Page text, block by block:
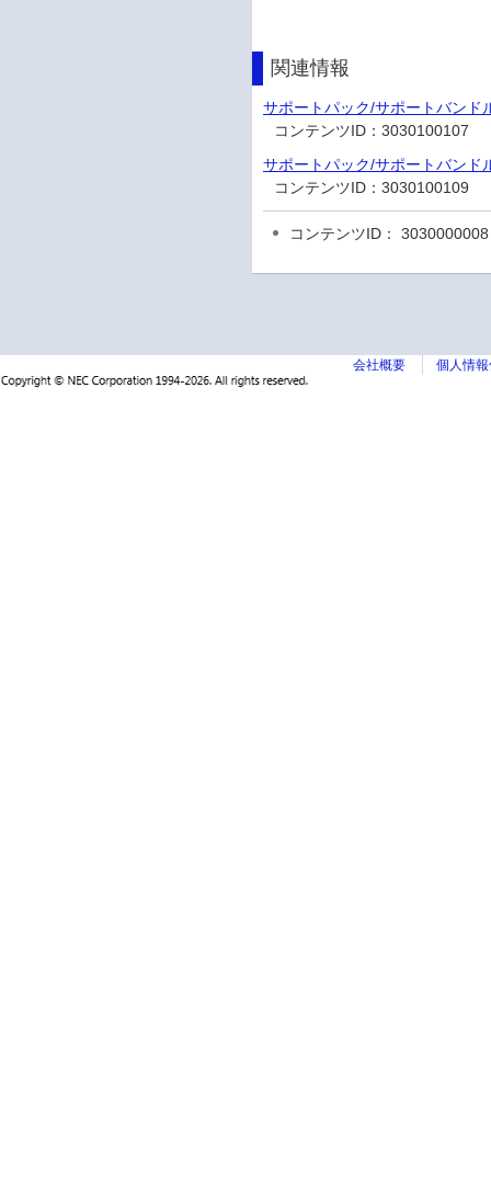
関連情報
サポートパック/サポートバンド
コンテンツID：3030100107
サポートパック/サポートバンド
コンテンツID：3030100109
コンテンツID： 3030000008
会社概要 個人情